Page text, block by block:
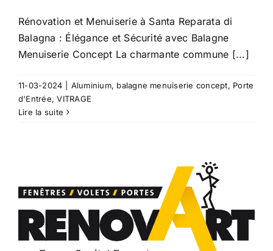
Rénovation et Menuiserie à Santa Reparata di
Balagna : Élégance et Sécurité avec Balagne
Menuiserie Concept La charmante commune [...]
11-03-2024 Aluminium, balagne menuiserie concept, Porte
d'Entrée,VITRAGE
Lire la suite